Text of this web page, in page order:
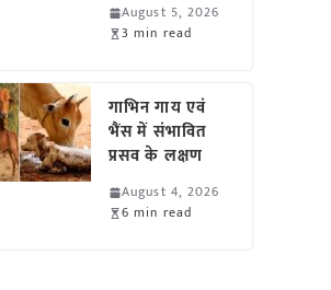
August 5, 2026
3 min read
गाभिन गाय एवं
भैंस में संभावित
प्रसव के लक्षण
August 4, 2026
6 min read